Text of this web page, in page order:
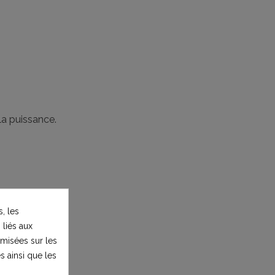
puissance.
les
liés aux
sur les
ainsi que les